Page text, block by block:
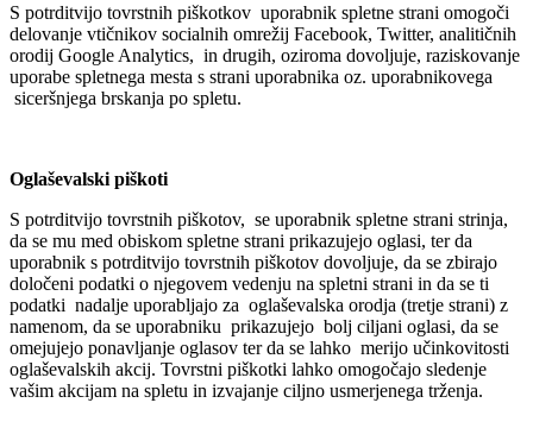
S potrditvijo tovrstnih piškotkov uporabnik spletne strani omogoči
delovanje vtičnikov socialnih omrežij Facebook, Twitter, analitičnih
orodij Google Analytics, in drugih, oziroma dovoljuje, raziskovanje
uporabe spletnega mesta s strani uporabnika oz. uporabnikovega
siceršnjega brskanja po spletu.
Oglaševalski piškoti
S potrditvijo tovrstnih piškotov, se uporabnik spletne strani strinja,
da se mu med obiskom spletne strani prikazujejo oglasi, ter da
uporabnik s potrditvijo tovrstnih piškotov dovoljuje, da se zbirajo
določeni podatki o njegovem vedenju na spletni strani in da se ti
podatki nadalje uporabljajo za oglaševalska orodja (tretje strani) z
namenom, da se uporabniku prikazujejo bolj ciljani oglasi, da se
omejujejo ponavljanje oglasov ter da se lahko merijo učinkovitosti
oglaševalskih akcij. Tovrstni piškotki lahko omogočajo sledenje
vašim akcijam na spletu in izvajanje ciljno usmerjenega trženja.